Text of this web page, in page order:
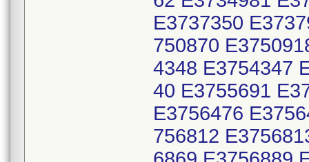
E3737350
750870
4348 E3754347
40 E3755691
E3756476
756812